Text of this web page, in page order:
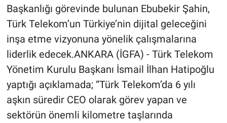
Başkanlığı görevinde bulunan Ebubekir Şahin,
Türk Telekom’un Türkiye’nin dijital geleceğini
inşa etme vizyonuna yönelik çalışmalarına
liderlik edecek.ANKARA (İGFA) - Türk Telekom
Yönetim Kurulu Başkanı İsmail İlhan Hatipoğlu
yaptığı açıklamada; “Türk Telekom’da 6 yılı
aşkın süredir CEO olarak görev yapan ve
sektörün önemli kilometre taşlarında